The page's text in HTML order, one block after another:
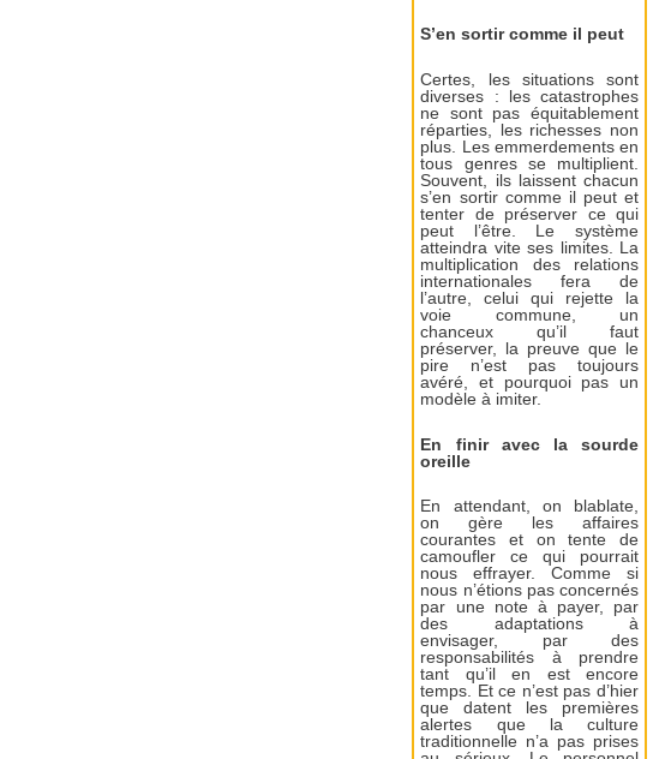
S’en sortir comme il peut
Certes, les situations sont
diverses : les catastrophes
ne sont pas équitablement
réparties, les richesses non
plus. Les emmerdements en
tous genres se multiplient.
Souvent, ils laissent chacun
s’en sortir comme il peut et
tenter de préserver ce qui
peut l’être. Le système
atteindra vite ses limites. La
multiplication des relations
internationales fera de
l’autre, celui qui rejette la
voie commune, un
chanceux qu’il faut
préserver, la preuve que le
pire n’est pas toujours
avéré, et pourquoi pas un
modèle à imiter.
En finir avec la sourde
oreille
En attendant, on blablate,
on gère les affaires
courantes et on tente de
camoufler ce qui pourrait
nous effrayer. Comme si
nous n’étions pas concernés
par une note à payer, par
des adaptations à
envisager, par des
responsabilités à prendre
tant qu’il en est encore
temps. Et ce n’est pas d’hier
que datent les premières
alertes que la culture
traditionnelle n’a pas prises